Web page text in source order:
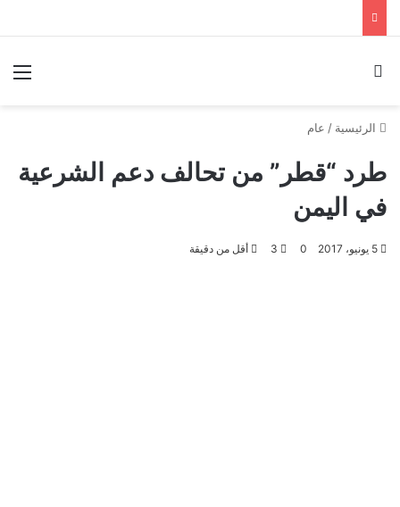
الرئيسية / عام
طرد “قطر” من تحالف دعم الشرعية
في اليمن
5 يونيو، 2017 0
3 أقل من دقيقة